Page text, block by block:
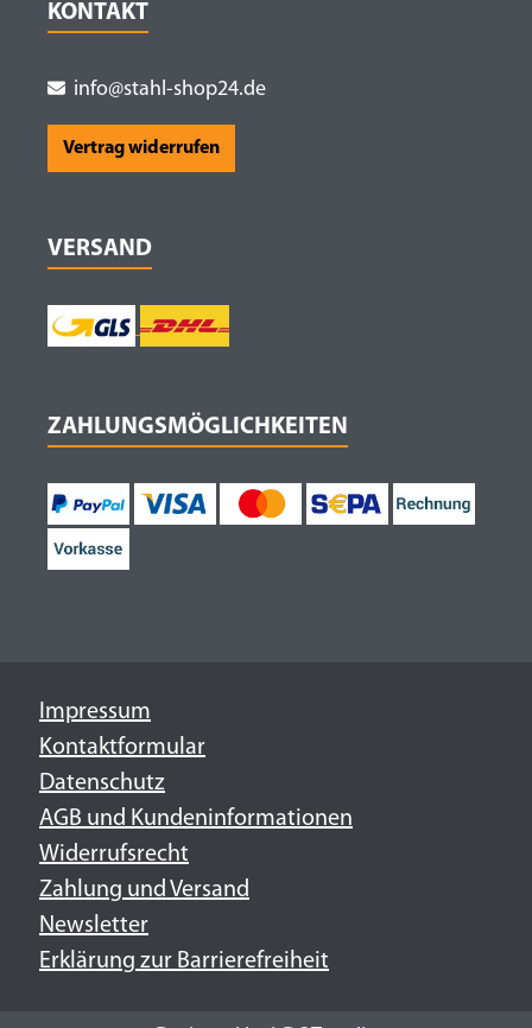
KONTAKT
info@stahl-shop24.de
Vertrag widerrufen
VERSAND
ZAHLUNGSMÖGLICHKEITEN
Impressum
Kontaktformular
Datenschutz
AGB und Kundeninformationen
Widerrufsrecht
Zahlung und Versand
Newsletter
Erklärung zur Barrierefreiheit